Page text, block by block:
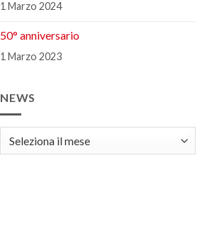
1 Marzo 2024
50° anniversario
1 Marzo 2023
NEWS